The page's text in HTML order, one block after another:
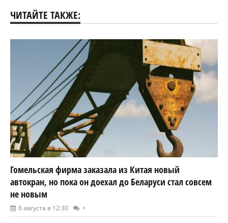
ЧИТАЙТЕ ТАКЖЕ:
Гомельская фирма заказала из Китая новый
автокран, но пока он доехал до Беларуси стал совсем
не новым
6 августа в 12:30 +